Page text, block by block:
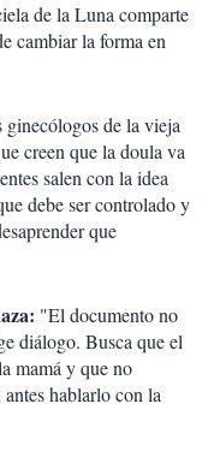
de la Luna comparte
cambiar la forma en
de la vieja
creen que la doula va
salen con la idea
debe ser controlado y
que
"El documento no
diálogo. Busca que el
mamá y que no
hablarlo con la